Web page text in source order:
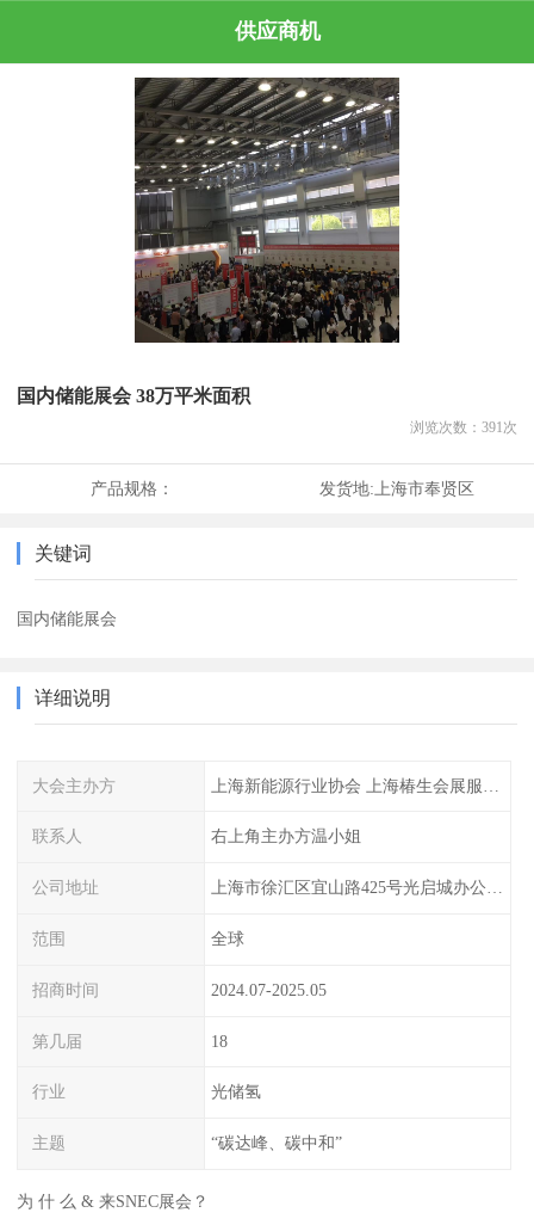
供应商机
国内储能展会 38万平米面积
浏览次数： 391 次
产品规格： 发货地:上海市奉贤区
关键词
国内储能展会
详细说明
大会主办方
联系人 右上角主办方温小姐
公司地址 上海市徐汇区宜山路425号光启城办公楼905室
范围 全球
招商时间 2024.07-2025.05
第几届 18
行业 光储氢
主题 “碳达峰、碳中和”
为 什 么 & 来SNEC展会？